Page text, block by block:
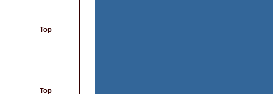
Top
Top